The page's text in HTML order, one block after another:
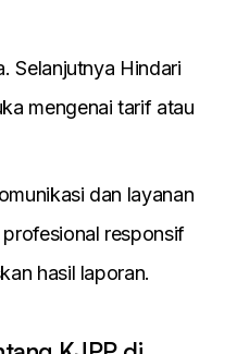
Selanjutnya Hindari
mengenai tarif atau
dan layanan
responsif
hasil laporan.